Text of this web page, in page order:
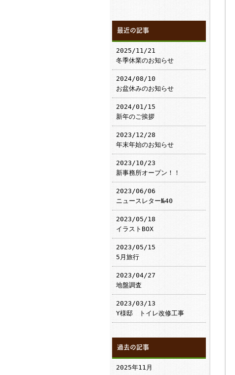
最近の記事
2025/11/21
冬季休業のお知らせ
2024/08/10
お盆休みのお知らせ
2024/01/15
新年のご挨拶
2023/12/28
年末年始のお知らせ
2023/10/23
新事務所オープン！！
2023/06/06
ニュースレター№40
2023/05/18
イラストBOX
2023/05/15
5月旅行
2023/04/27
地盤調査
2023/03/13
Y様邸 トイレ改修工事
過去の記事
2025年11月